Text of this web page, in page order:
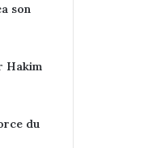
son
Hakim
du